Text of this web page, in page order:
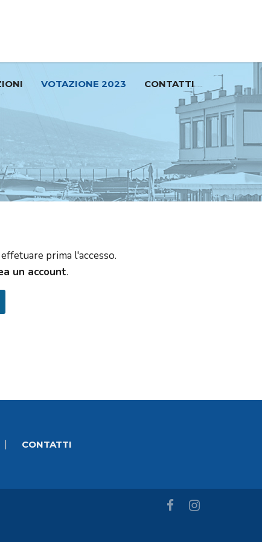
VOTAZIONE 2023 CONTATTI
prima l'accesso.
un account.
| CONTATTI